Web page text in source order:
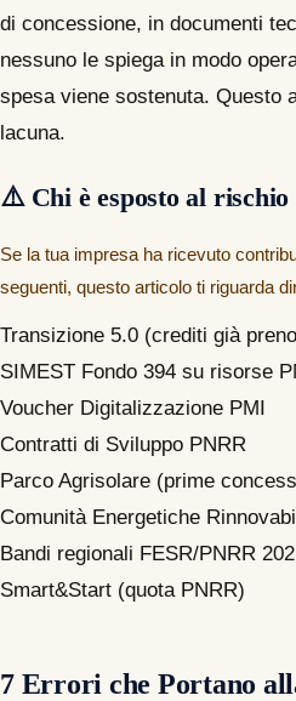
di concessione, in documenti
nessuno le spiega in modo
spesa viene sostenuta. Questo
lacuna.
⚠️ Chi è esposto al rischio
Se la tua impresa ha ricevuto
seguenti, questo articolo ti riguarda
Transizione 5.0 (crediti già
SIMEST Fondo 394 su risorse
Voucher Digitalizzazione PMI
Contratti di Sviluppo PNRR
Parco Agrisolare (prime
Comunità Energetiche
Bandi regionali FESR/PNRR
Smart&Start (quota PNRR)
7 Errori che Portano